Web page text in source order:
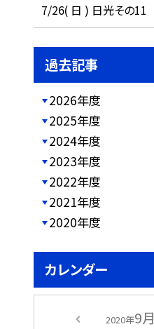
7/26( 日 ) 日光その11
過去記事
2026年度
2025年度
2024年度
2023年度
2022年度
2021年度
2020年度
カレンダー
2020年9月